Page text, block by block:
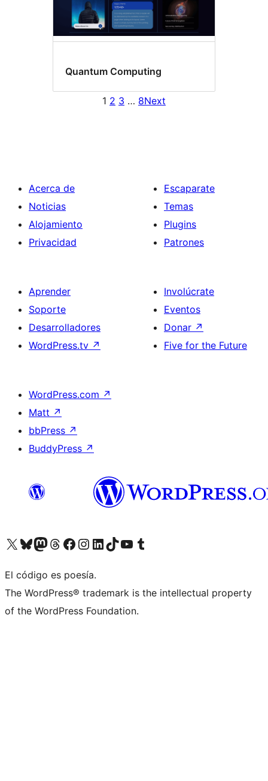
Quantum Computing
1 2 3 … 8Next
Acerca de
Noticias
Alojamiento
Privacidad
Escaparate
Temas
Plugins
Patrones
Aprender
Soporte
Desarrolladores
WordPress.tv ↗
Involúcrate
Eventos
Donar ↗
Five for the Future
WordPress.com ↗
Matt ↗
bbPress ↗
BuddyPress ↗
Visita nuestra cuenta de X (anteriormente Twitter)
Visit our Bluesky account
Visit our Mastodon account
Visit our Threads account
Visita nuestra página de Facebook
Visita nuestra cuenta de Instagram
Visita nuestra cuenta de LinkedIn
Visit our TikTok account
Visita nuestro canal de YouTube
Visit our Tumblr account
El código es poesía.
The WordPress® trademark is the intellectual property
of the WordPress Foundation.